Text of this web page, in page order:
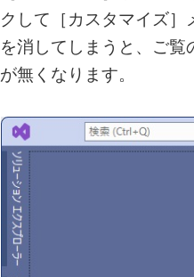
クして［カスタマイズ
を消してしまうと、ご
が無くなります。